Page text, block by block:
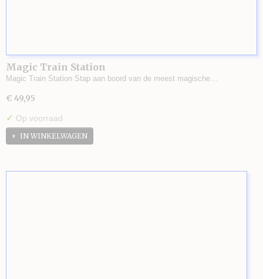
Magic Train Station
Magic Train Station Stap aan boord van de meest magische…
€ 49,95
✓ Op voorraad
IN WINKELWAGEN